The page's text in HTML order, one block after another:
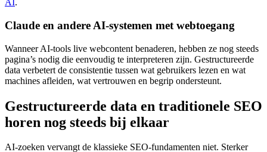
AI.
Claude en andere AI‑systemen met webtoegang
Wanneer AI‑tools live webcontent benaderen, hebben ze nog steeds
pagina’s nodig die eenvoudig te interpreteren zijn. Gestructureerde
data verbetert de consistentie tussen wat gebruikers lezen en wat
machines afleiden, wat vertrouwen en begrip ondersteunt.
Gestructureerde data en traditionele SEO
horen nog steeds bij elkaar
AI‑zoeken vervangt de klassieke SEO‑fundamenten niet. Sterker